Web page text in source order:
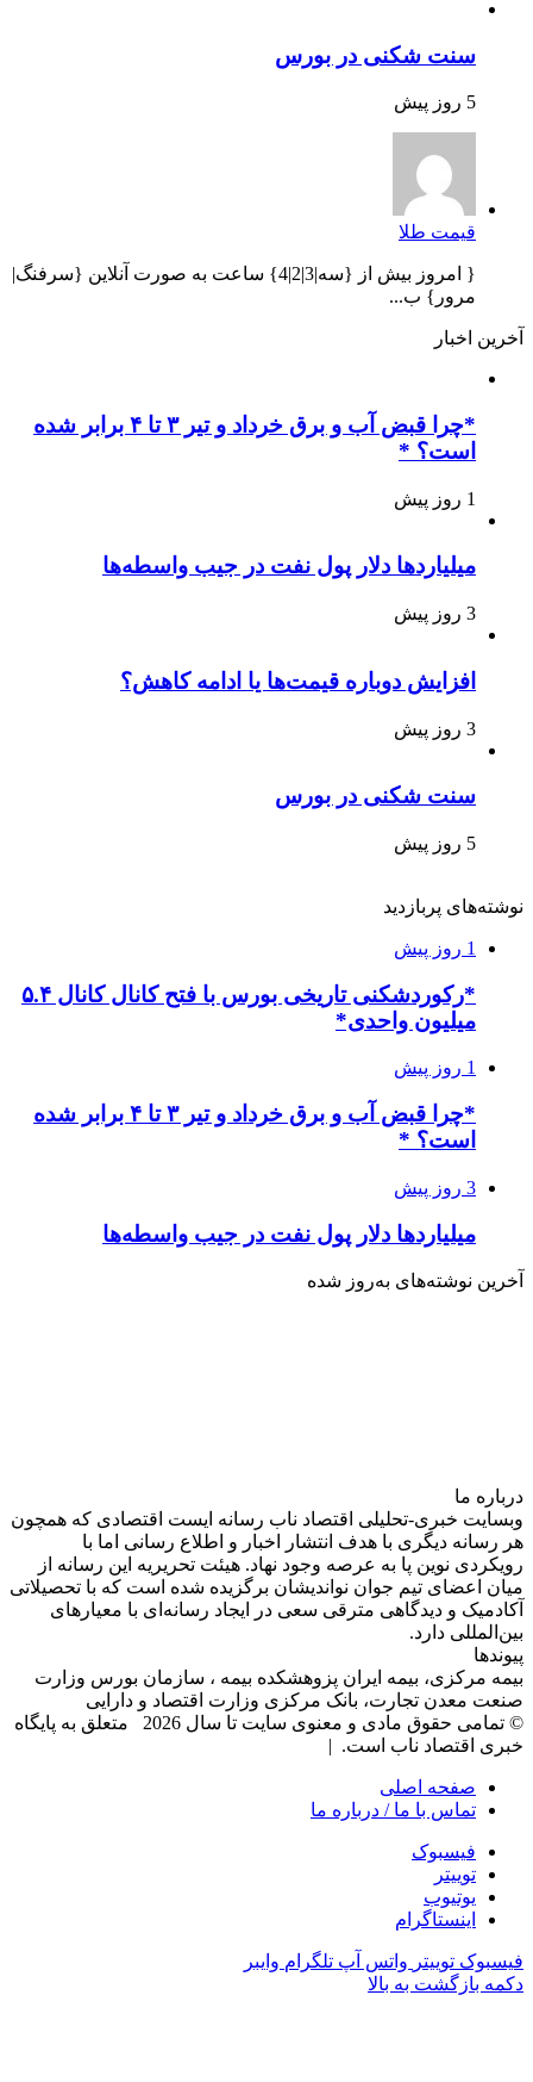
سنت شکنی در بورس
5 روز پیش
قیمت طلا
{ امروز بیش از {سه|3|2|4} ساعت به صورت آنلاین {سرفنگ|
مرور} ب...
آخرین اخبار
*چرا قبض آب و برق خرداد و تیر ۳ تا ۴ برابر شده
است؟ *
1 روز پیش
میلیاردها دلار پول نفت در جیب واسطه‌ها
3 روز پیش
افزایش دوباره قیمت‌ها یا ادامه کاهش؟
3 روز پیش
سنت شکنی در بورس
5 روز پیش
نوشته‌های پربازدید
1 روز پیش
*رکوردشکنی تاریخی بورس با فتح کانال کانال ۵.۴
میلیون واحدی*
1 روز پیش
*چرا قبض آب و برق خرداد و تیر ۳ تا ۴ برابر شده
است؟ *
3 روز پیش
میلیاردها دلار پول نفت در جیب واسطه‌ها
آخرین نوشته‌های‌ به‌روز شده
درباره‌ ما
وبسایت خبری-تحلیلی اقتصاد ناب رسانه‌ ایست اقتصادی که همچون
هر رسانه دیگری با هدف انتشار اخبار و اطلاع رسانی اما با
رویکردی نوین پا به عرصه وجود نهاد. هیئت تحریریه این رسانه از
میان اعضای تیم جوان نواندیشان برگزیده شده است که با تحصیلاتی
آکادمیک و دیدگاهی‌ مترقی سعی در ایجاد رسانه‌ای با معیار‌های
بین‌المللی دارد.
پیوندها
بیمه مرکزی، بیمه ایران پزوهشکده بیمه ، سازمان بورس وزارت
صنعت معدن تجارت، بانک مرکزی وزارت اقتصاد و دارایی
© تمامی حقوق مادی و معنوی سایت تا سال 2026 متعلق به پایگاه
خبری اقتصاد ناب است. |
صفحه اصلی
تماس با ما / درباره ما
فیسبوک
توییتر
یوتیوب
اینستاگرام
فیسبوک توییتر واتس آپ تلگرام وایبر
دکمه بازگشت به بالا